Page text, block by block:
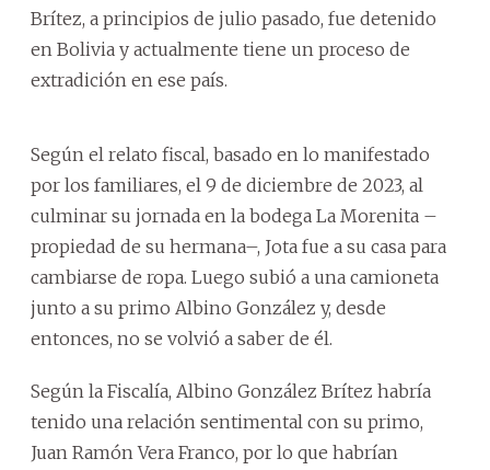
Brítez, a principios de julio pasado, fue detenido
en Bolivia y actualmente tiene un proceso de
extradición en ese país.
Según el relato fiscal, basado en lo manifestado
por los familiares, el 9 de diciembre de 2023, al
culminar su jornada en la bodega La Morenita –
propiedad de su hermana–, Jota fue a su casa para
cambiarse de ropa. Luego subió a una camioneta
junto a su primo Albino González y, desde
entonces, no se volvió a saber de él.
Según la Fiscalía, Albino González Brítez habría
tenido una relación sentimental con su primo,
Juan Ramón Vera Franco, por lo que habrían